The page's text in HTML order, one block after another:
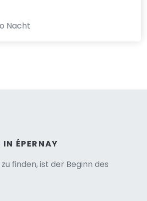
Nacht
ÉPERNAY
finden, ist der Beginn des